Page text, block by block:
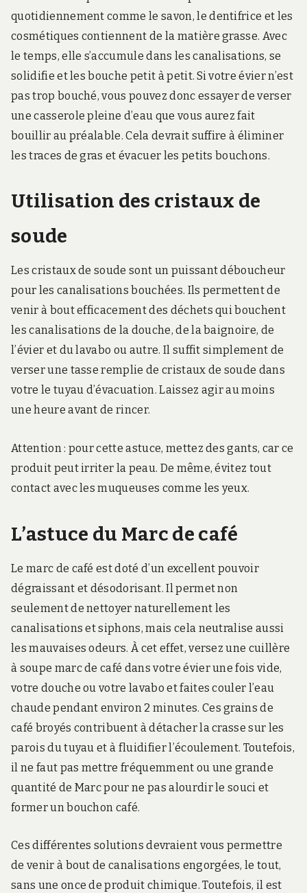
quotidiennement comme le savon, le dentifrice et les
cosmétiques contiennent de la matière grasse. Avec
le temps, elle s’accumule dans les canalisations, se
solidifie et les bouche petit à petit. Si votre évier n’est
pas trop bouché, vous pouvez donc essayer de verser
une casserole pleine d’eau que vous aurez fait
bouillir au préalable. Cela devrait suffire à éliminer
les traces de gras et évacuer les petits bouchons.
Utilisation des cristaux de
soude
Les cristaux de soude sont un puissant déboucheur
pour les canalisations bouchées. Ils permettent de
venir à bout efficacement des déchets qui bouchent
les canalisations de la douche, de la baignoire, de
l’évier et du lavabo ou autre. Il suffit simplement de
verser une tasse remplie de cristaux de soude dans
votre le tuyau d’évacuation. Laissez agir au moins
une heure avant de rincer.
Attention : pour cette astuce, mettez des gants, car ce
produit peut irriter la peau. De même, évitez tout
contact avec les muqueuses comme les yeux.
L’astuce du Marc de café
Le marc de café est doté d’un excellent pouvoir
dégraissant et désodorisant. Il permet non
seulement de nettoyer naturellement les
canalisations et siphons, mais cela neutralise aussi
les mauvaises odeurs. À cet effet, versez une cuillère
à soupe marc de café dans votre évier une fois vide,
votre douche ou votre lavabo et faites couler l’eau
chaude pendant environ 2 minutes. Ces grains de
café broyés contribuent à détacher la crasse sur les
parois du tuyau et à fluidifier l’écoulement. Toutefois,
il ne faut pas mettre fréquemment ou une grande
quantité de Marc pour ne pas alourdir le souci et
former un bouchon café.
Ces différentes solutions devraient vous permettre
de venir à bout de canalisations engorgées, le tout,
sans une once de produit chimique. Toutefois, il est